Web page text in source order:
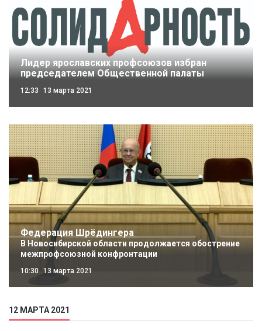
Лидер ярославских профсоюзов избран
председателем Общественной палаты
12:33 13 марта 2021
Федерация Шрёдингера
В Новосибирской области продолжается обострение
межпрофсоюзной конфронтации
10:30 13 марта 2021
12 МАРТА 2021